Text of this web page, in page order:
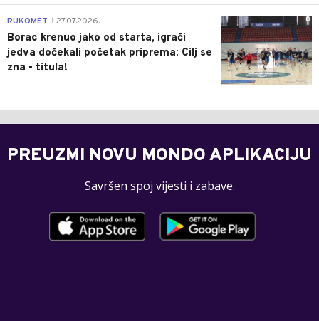
0
RUKOMET 27.07.2026.
Borac krenuo jako od starta, igrači
jedva dočekali početak priprema: Cilj se
zna - titula!
PREUZMI NOVU MONDO APLIKACIJU
Savršen spoj vijesti i zabave.